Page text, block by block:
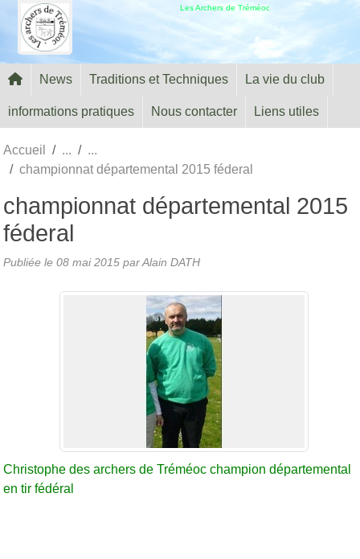
Les Archers de Tréméoc
News Traditions et Techniques La vie du club
informations pratiques Nous contacter Liens utiles
Accueil
championnat départemental 2015 féderal
championnat départemental 2015
féderal
Publiée le 08 mai 2015 par Alain DATH
Christophe des archers de Tréméoc champion départemental
en tir fédéral
Panneau de gestion des cookies